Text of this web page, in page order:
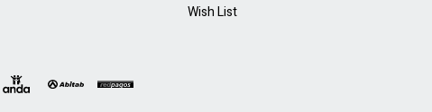
Wish List